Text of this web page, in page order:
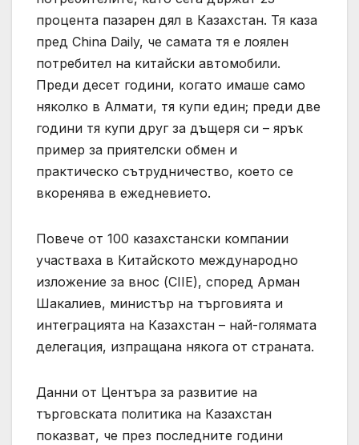
процента пазарен дял в Казахстан. Тя каза
пред China Daily, че самата тя е лоялен
потребител на китайски автомобили.
Преди десет години, когато имаше само
няколко в Алмати, тя купи един; преди две
години тя купи друг за дъщеря си – ярък
пример за приятелски обмен и
практическо сътрудничество, което се
вкоренява в ежедневието.
Повече от 100 казахстански компании
участваха в Китайското международно
изложение за внос (CIIE), според Арман
Шакалиев, министър на търговията и
интеграцията на Казахстан – най-голямата
делегация, изпращана някога от страната.
Данни от Центъра за развитие на
търговската политика на Казахстан
показват, че през последните години